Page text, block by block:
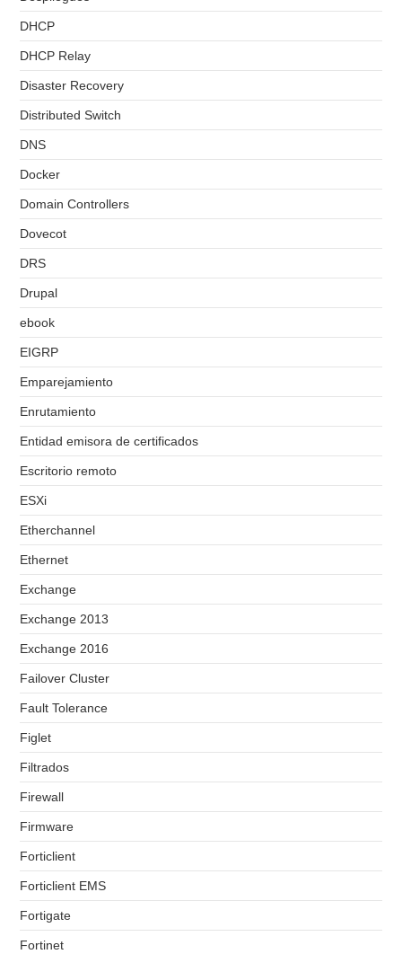
DHCP
DHCP Relay
Disaster Recovery
Distributed Switch
DNS
Docker
Domain Controllers
Dovecot
DRS
Drupal
ebook
EIGRP
Emparejamiento
Enrutamiento
Entidad emisora de certificados
Escritorio remoto
ESXi
Etherchannel
Ethernet
Exchange
Exchange 2013
Exchange 2016
Failover Cluster
Fault Tolerance
Figlet
Filtrados
Firewall
Firmware
Forticlient
Forticlient EMS
Fortigate
Fortinet